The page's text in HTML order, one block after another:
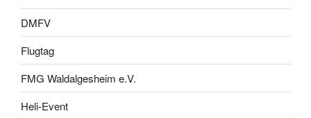
DMFV
Flugtag
FMG Waldalgesheim e.V.
Heli-Event